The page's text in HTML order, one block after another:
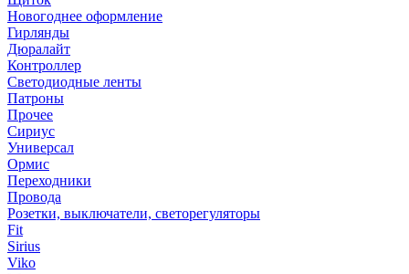
Новогоднее оформление
Гирлянды
Дюралайт
Контроллер
Светодиодные ленты
Патроны
Прочее
Сириус
Универсал
Ормис
Переходники
Провода
Розетки, выключатели, светорегуляторы
Fit
Sirius
Viko